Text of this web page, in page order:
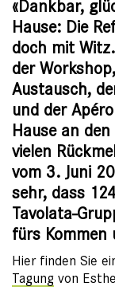
«Dankbar,
Hause: Die
doch mit
der
Austausch,
und der
Hause an
vielen
vom 3. Juni
sehr, dass
Tavolata-
fürs Kommen
Hier finden Sie
Tagung von